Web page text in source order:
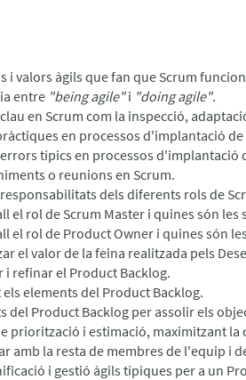
i valors àgils que fan que Scrum
entre "being agile"i "doing agile".
en Scrum com la inspecció,
en processos d'implantació de
típics en processos d'implantació
o reunions en Scrum.
dels diferents rols de
el rol de Scrum Master i quines són les
el rol de Product Owner i quines són
el valor de la feina realitzada pels
refinar el Product Backlog.
elements del Product Backlog.
del Product Backlog per assolir els
priorització i estimació, maximitzant la
amb la resta de membres de l'equip
i gestió àgils típiques per a un